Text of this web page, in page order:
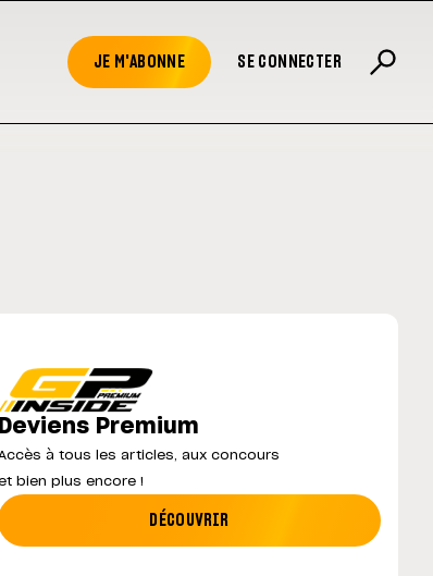
JE M'ABONNE SE CONNECTER
MotoGP : les cinq constructeurs signent un
Deviens Premium
à tous les articles, aux concours
bien plus encore !
DÉCOUVRIR